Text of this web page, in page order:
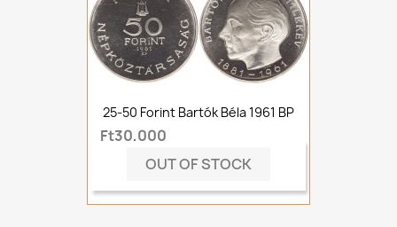
25-50 Forint Bartók Béla 1961 BP
Ft30,000
OUT OF STOCK